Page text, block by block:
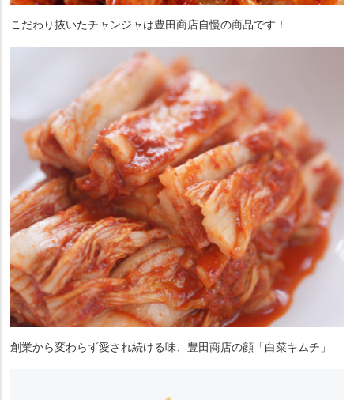
こだわり抜いたチャンジャは豊田商店自慢の商品です！
創業から変わらず愛され続ける味、豊田商店の顔「白菜キムチ」